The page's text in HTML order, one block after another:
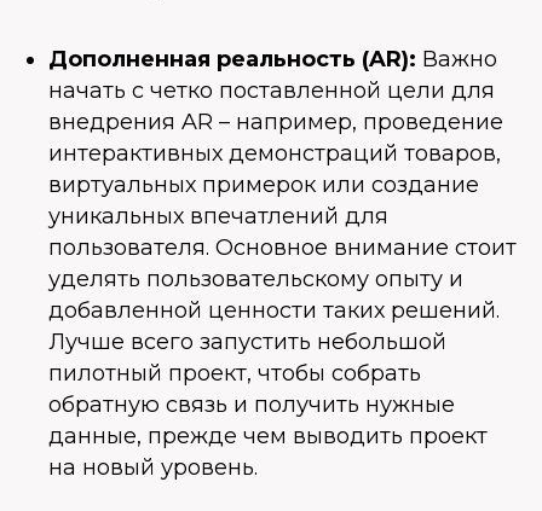
Дополненная реальность (AR): Важно
начать с четко поставленной цели для
внедрения AR – например, проведение
интерактивных демонстраций товаров,
виртуальных примерок или создание
уникальных впечатлений для
пользователя. Основное внимание стоит
уделять пользовательскому опыту и
добавленной ценности таких решений.
Лучше всего запустить небольшой
пилотный проект, чтобы собрать
обратную связь и получить нужные
данные, прежде чем выводить проект
на новый уровень.